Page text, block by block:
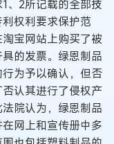
、2所记载的全部技
权利要求保护范
宝网站上购买了被
的发票。绿恩制品
为予以确认，但否
认其进行了侵权产
院认为，绿恩制品
网上和宣传册中多